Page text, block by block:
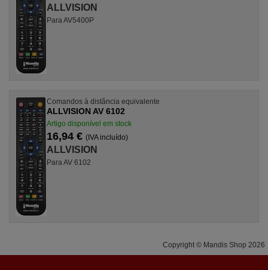
ALLVISION
Para AV5400P
Comandos à distância equivalente
ALLVISION AV 6102
Artigo disponível em stock
16,94 € (IVA incluído)
ALLVISION
Para AV 6102
Copyright © Mandis Shop 2026